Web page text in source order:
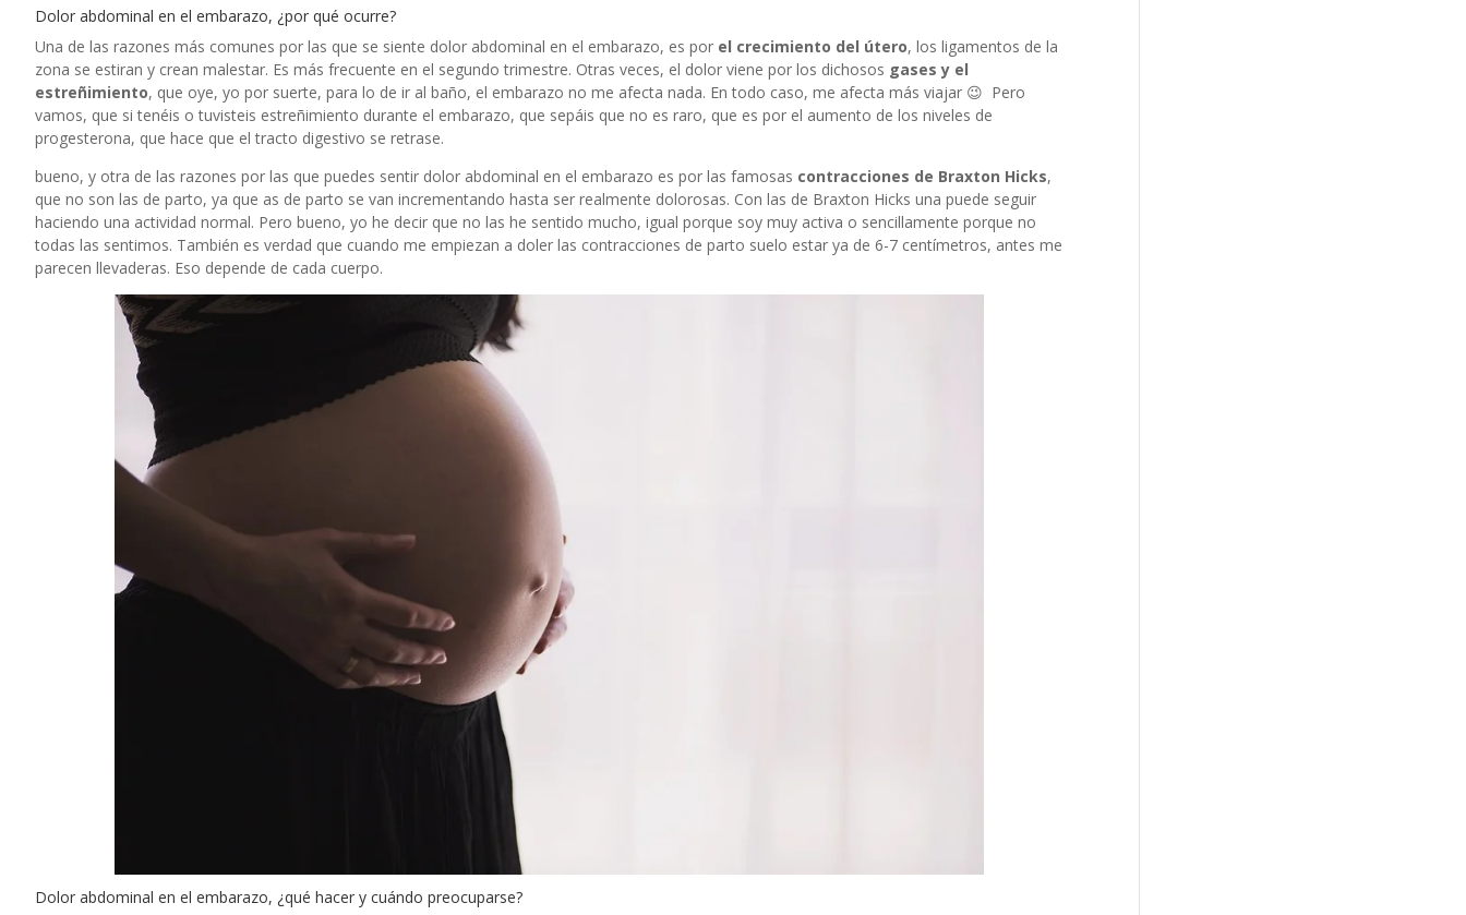
Dolor abdominal en el embarazo, ¿por qué ocurre?
Una de las razones más comunes por las que se siente dolor abdominal en el embarazo, es por el crecimiento del útero, los ligamentos de la
zona se estiran y crean malestar. Es más frecuente en el segundo trimestre. Otras veces, el dolor viene por los dichosos gases y el
estreñimiento, que oye, yo por suerte, para lo de ir al baño, el embarazo no me afecta nada. En todo caso, me afecta más viajar 😉 Pero
vamos, que si tenéis o tuvisteis estreñimiento durante el embarazo, que sepáis que no es raro, que es por el aumento de los niveles de
progesterona, que hace que el tracto digestivo se retrase.
bueno, y otra de las razones por las que puedes sentir dolor abdominal en el embarazo es por las famosas contracciones de Braxton Hicks,
que no son las de parto, ya que as de parto se van incrementando hasta ser realmente dolorosas. Con las de Braxton Hicks una puede seguir
haciendo una actividad normal. Pero bueno, yo he decir que no las he sentido mucho, igual porque soy muy activa o sencillamente porque no
todas las sentimos. También es verdad que cuando me empiezan a doler las contracciones de parto suelo estar ya de 6-7 centímetros, antes me
parecen llevaderas. Eso depende de cada cuerpo.
Dolor abdominal en el embarazo, ¿qué hacer y cuándo preocuparse?